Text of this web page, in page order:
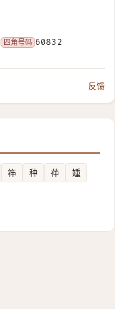
四角号码 60832
反馈
筗 种 茽
媑